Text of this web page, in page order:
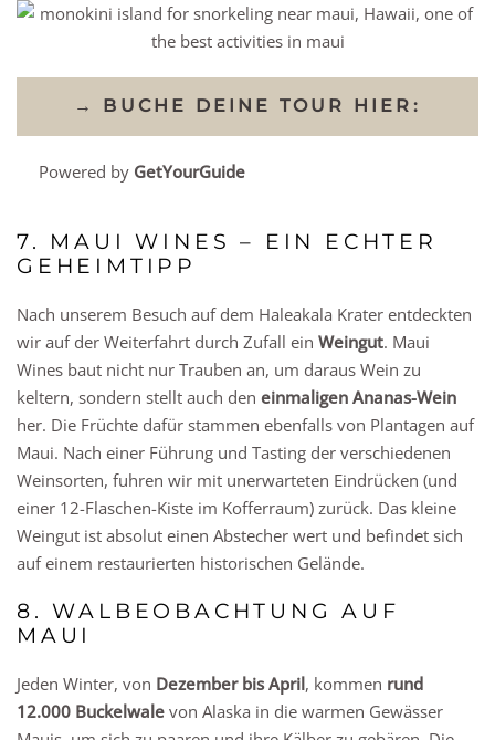
→ BUCHE DEINE TOUR HIER:
Powered by GetYourGuide
7. MAUI WINES – EIN ECHTER
GEHEIMTIPP
Nach unserem Besuch auf dem Haleakala Krater entdeckten
wir auf der Weiterfahrt durch Zufall ein Weingut. Maui
Wines baut nicht nur Trauben an, um daraus Wein zu
keltern, sondern stellt auch den einmaligen Ananas-Wein
her. Die Früchte dafür stammen ebenfalls von Plantagen auf
Maui. Nach einer Führung und Tasting der verschiedenen
Weinsorten, fuhren wir mit unerwarteten Eindrücken (und
einer 12-Flaschen-Kiste im Kofferraum) zurück. Das kleine
Weingut ist absolut einen Abstecher wert und befindet sich
auf einem restaurierten historischen Gelände.
8. WALBEOBACHTUNG AUF
MAUI
Jeden Winter, von Dezember bis April, kommen rund
12.000 Buckelwale von Alaska in die warmen Gewässer